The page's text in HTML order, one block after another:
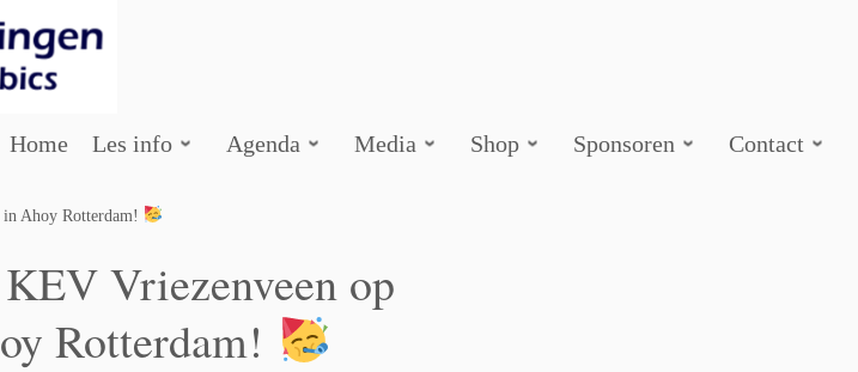
Home Les info Agenda Media Shop Sponsoren Contact
Ahoy Rotterdam!
Vriezenveen op
Rotterdam!